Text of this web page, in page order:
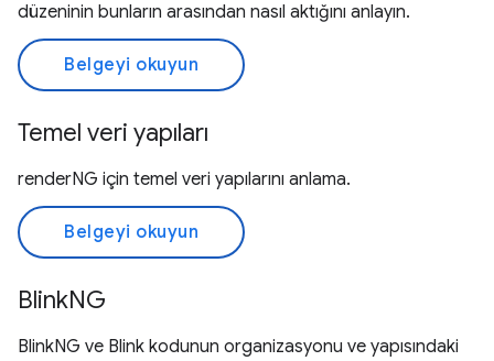
düzeninin bunların arasından nasıl aktığını anlayın.
Belgeyi okuyun
Temel veri yapıları
renderNG için temel veri yapılarını anlama.
Belgeyi okuyun
BlinkNG
BlinkNG ve Blink kodunun organizasyonu ve yapısındaki